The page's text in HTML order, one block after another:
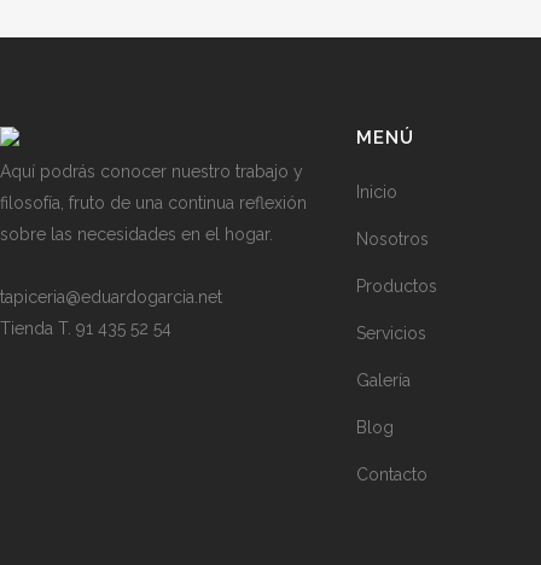
Aquí podrás conocer nuestro trabajo y
filosofía, fruto de una continua reflexión
sobre las necesidades en el hogar.
tapiceria@eduardogarcia.net
Tienda T. 91 435 52 54
MENÚ
Inicio
Nosotros
Productos
Servicios
Galería
Blog
Contacto